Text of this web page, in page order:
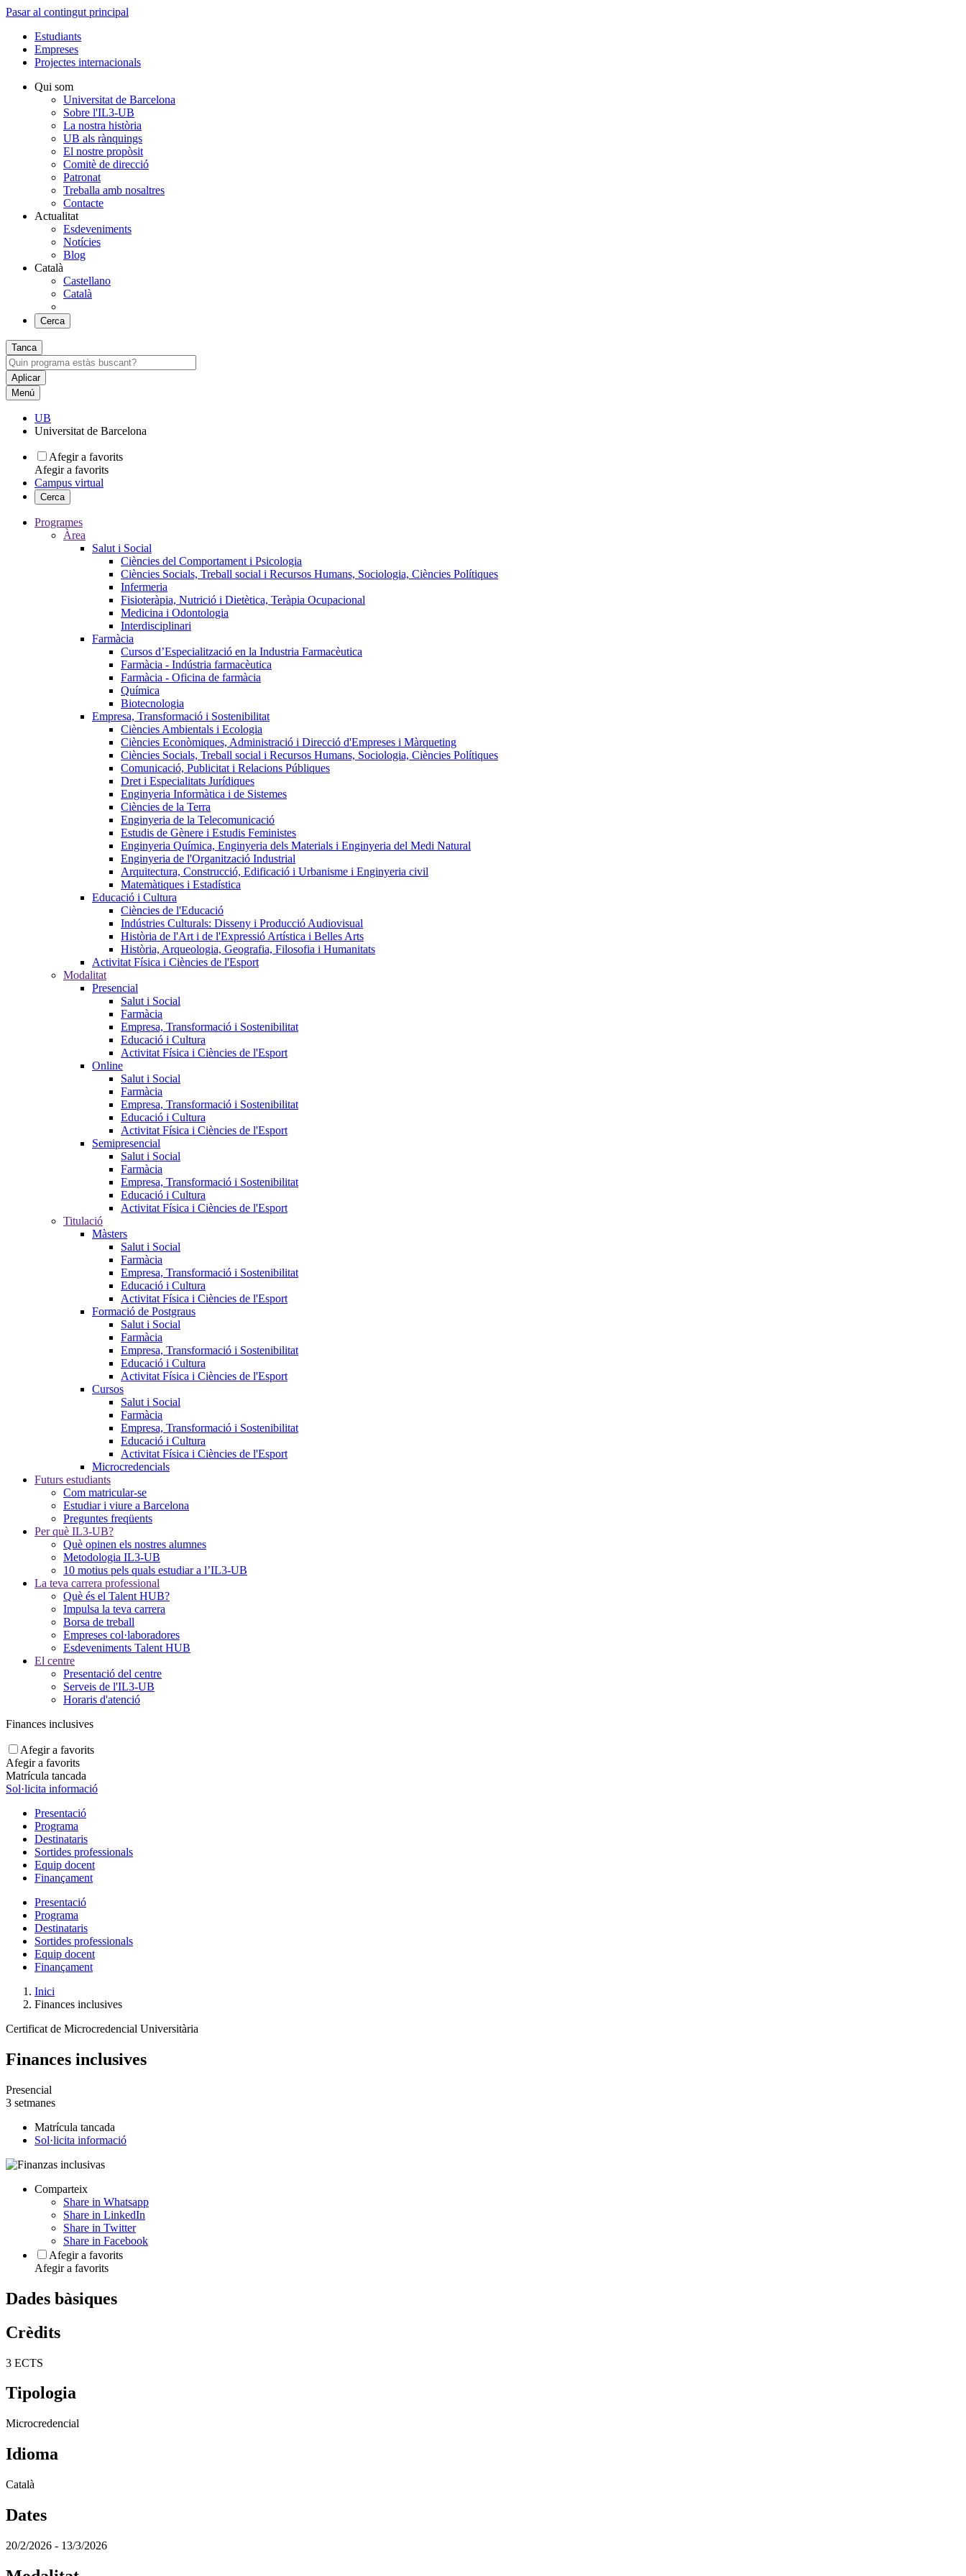
Pasar al contingut principal
Estudiants
Empreses
Projectes internacionals
Qui som
Universitat de Barcelona
Sobre l'IL3-UB
La nostra història
UB als rànquings
El nostre propòsit
Comitè de direcció
Patronat
Treballa amb nosaltres
Contacte
Actualitat
Esdeveniments
Notícies
Blog
Català
Castellano
Català
Cerca
Tanca
Menú
UB
Universitat de Barcelona
Afegir a favorits
Afegir a favorits
Campus virtual
Cerca
Programes
Àrea
Salut i Social
Ciències del Comportament i Psicologia
Ciències Socials, Treball social i Recursos Humans, Sociologia, Ciències Polítiques
Infermeria
Fisioteràpia, Nutrició i Dietètica, Teràpia Ocupacional
Medicina i Odontologia
Interdisciplinari
Farmàcia
Cursos d’Especialització en la Industria Farmacèutica
Farmàcia - Indústria farmacèutica
Farmàcia - Oficina de farmàcia
Química
Biotecnologia
Empresa, Transformació i Sostenibilitat
Ciències Ambientals i Ecologia
Ciències Econòmiques, Administració i Direcció d'Empreses i Màrqueting
Ciències Socials, Treball social i Recursos Humans, Sociologia, Ciències Polítiques
Comunicació, Publicitat i Relacions Públiques
Dret i Especialitats Jurídiques
Enginyeria Informàtica i de Sistemes
Ciències de la Terra
Enginyeria de la Telecomunicació
Estudis de Gènere i Estudis Feministes
Enginyeria Química, Enginyeria dels Materials i Enginyeria del Medi Natural
Enginyeria de l'Organització Industrial
Arquitectura, Construcció, Edificació i Urbanisme i Enginyeria civil
Matemàtiques i Estadística
Educació i Cultura
Ciències de l'Educació
Indústries Culturals: Disseny i Producció Audiovisual
Història de l'Art i de l'Expressió Artística i Belles Arts
Història, Arqueologia, Geografia, Filosofia i Humanitats
Activitat Física i Ciències de l'Esport
Modalitat
Presencial
Salut i Social
Farmàcia
Empresa, Transformació i Sostenibilitat
Educació i Cultura
Activitat Física i Ciències de l'Esport
Online
Salut i Social
Farmàcia
Empresa, Transformació i Sostenibilitat
Educació i Cultura
Activitat Física i Ciències de l'Esport
Semipresencial
Salut i Social
Farmàcia
Empresa, Transformació i Sostenibilitat
Educació i Cultura
Activitat Física i Ciències de l'Esport
Titulació
Màsters
Salut i Social
Farmàcia
Empresa, Transformació i Sostenibilitat
Educació i Cultura
Activitat Física i Ciències de l'Esport
Formació de Postgraus
Salut i Social
Farmàcia
Empresa, Transformació i Sostenibilitat
Educació i Cultura
Activitat Física i Ciències de l'Esport
Cursos
Salut i Social
Farmàcia
Empresa, Transformació i Sostenibilitat
Educació i Cultura
Activitat Física i Ciències de l'Esport
Microcredencials
Futurs estudiants
Com matricular-se
Estudiar i viure a Barcelona
Preguntes freqüents
Per què IL3-UB?
Què opinen els nostres alumnes
Metodologia IL3-UB
10 motius pels quals estudiar a l’IL3-UB
La teva carrera professional
Què és el Talent HUB?
Impulsa la teva carrera
Borsa de treball
Empreses col·laboradores
Esdeveniments Talent HUB
El centre
Presentació del centre
Serveis de l'IL3-UB
Horaris d'atenció
Finances inclusives
Afegir a favorits
Afegir a favorits
Matrícula tancada
Sol·licita informació
Presentació
Programa
Destinataris
Sortides professionals
Equip docent
Finançament
Presentació
Programa
Destinataris
Sortides professionals
Equip docent
Finançament
Inici
Finances inclusives
Certificat de Microcredencial Universitària
Finances inclusives
Presencial
3 setmanes
Matrícula tancada
Sol·licita informació
Comparteix
Share in Whatsapp
Share in LinkedIn
Share in Twitter
Share in Facebook
Afegir a favorits
Afegir a favorits
Dades bàsiques
Crèdits
3 ECTS
Tipologia
Microcredencial
Idioma
Català
Dates
20/2/2026 - 13/3/2026